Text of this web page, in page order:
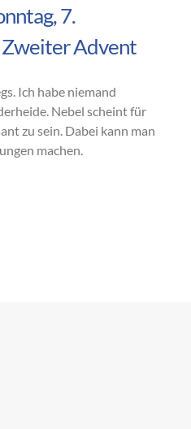
7.
Advent
Ich habe niemand
Nebel scheint für
zu sein. Dabei kann man
machen.